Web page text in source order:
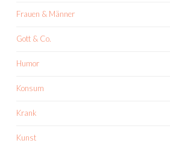
Frauen & Männer
Gott & Co.
Humor
Konsum
Krank
Kunst